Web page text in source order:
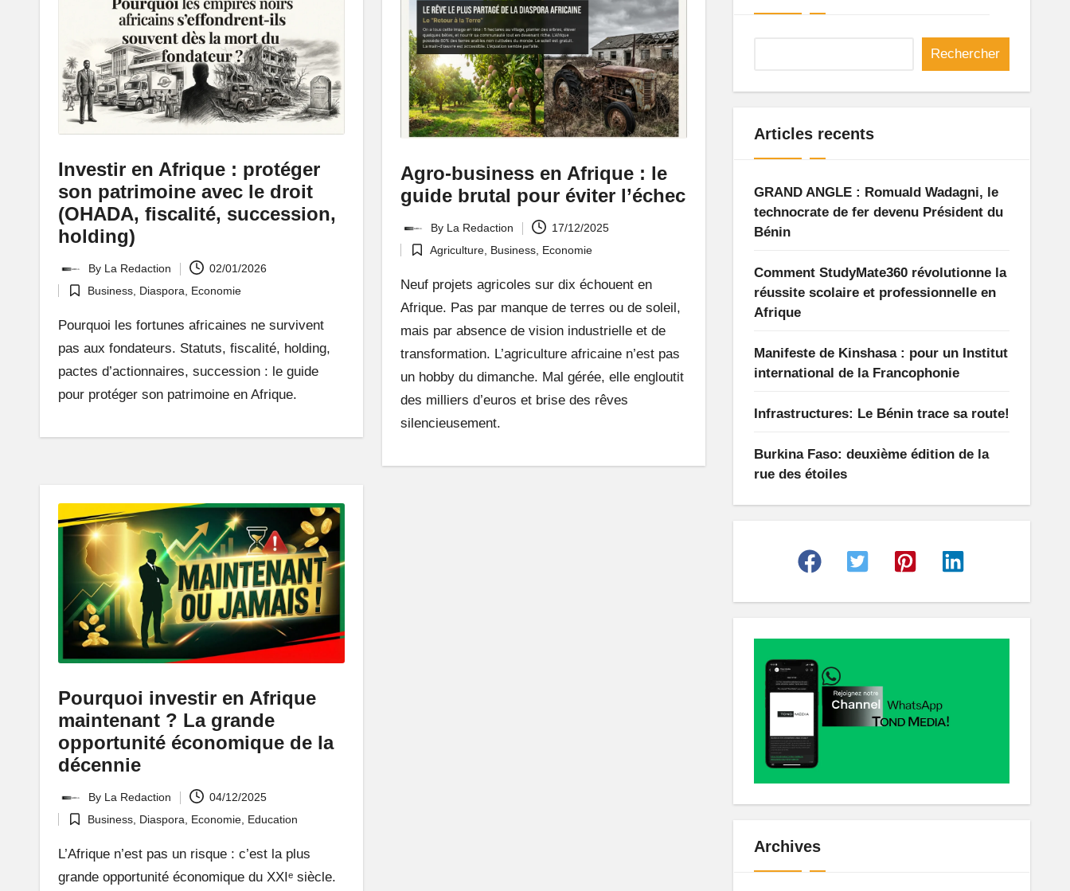
o
rt
ai
d
q
ai
Investir en Afrique : protéger
son patrimoine avec le droit
(OHADA, fiscalité, succession,
holding)
by
By La Redaction 02/01/2026
Posted
in
Business Diaspora Economie
Pourquoi les fortunes africaines ne survivent
pas aux fondateurs. Statuts, fiscalité, holding,
pactes d’actionnaires, succession : le guide
pour protéger son patrimoine en Afrique.
Agro-business en Afrique : le
guide brutal pour éviter l’échec
by
By La Redaction 17/12/2025
Posted
in
Agriculture Business Economie
Neuf projets agricoles sur dix échouent en
Afrique. Pas par manque de terres ou de soleil,
mais par absence de vision industrielle et de
transformation. L’agriculture africaine n’est pas
un hobby du dimanche. Mal gérée, elle engloutit
des milliers d’euros et brise des rêves
silencieusement.
Pourquoi investir en Afrique
maintenant ? La grande
opportunité économique de la
décennie
by
By La Redaction 04/12/2025
Posted
in
Business Diaspora Economie Education
L’Afrique n’est pas un risque : c’est la plus
grande opportunité économique du XXIᵉ siècle.
Rechercher
Articles recents
GRAND ANGLE : Romuald Wadagni, le
technocrate de fer devenu Président du
Bénin
Comment StudyMate360 révolutionne la
réussite scolaire et professionnelle en
Afrique
Manifeste de Kinshasa : pour un Institut
international de la Francophonie
Infrastructures: Le Bénin trace sa route!
Burkina Faso: deuxième édition de la
rue des étoiles
Archives